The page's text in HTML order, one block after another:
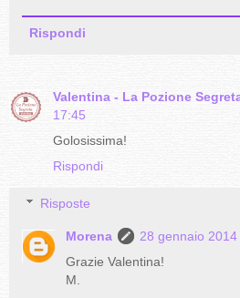
Rispondi
Valentina - La Pozione
17:45
Golosissima!
Rispondi
Risposte
Morena
28 gennaio
Grazie Valentina!
M.